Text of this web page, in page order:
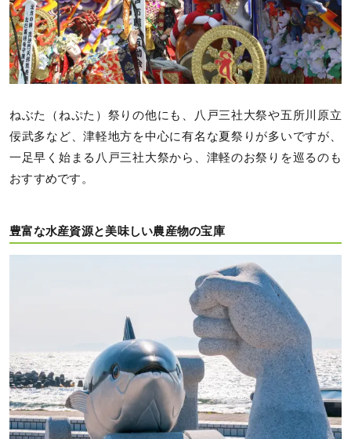
ねぶた（ねぷた）祭りの他にも、八戸三社大祭や五所川原立
佞武多など、津軽地方を中心に有名な夏祭りが多いですが、
一足早く始まる八戸三社大祭から、津軽のお祭りを巡るのも
おすすめです。
豊富な水産資源と美味しい農産物の宝庫